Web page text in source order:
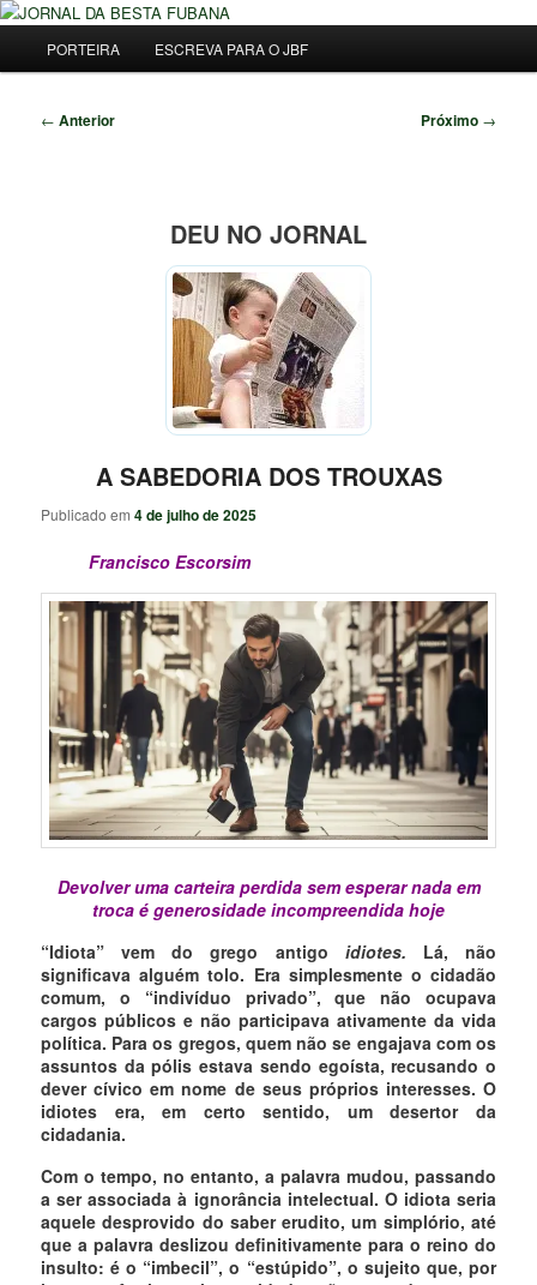
Pular
principal
JORNAL DA BESTA FUBANA
Uma Gazeta Escrota
principal
PORTEIRA ESCREVA PARA O JBF
Navegação
← Anterior Próximo →
DEU NO JORNAL
A SABEDORIA DOS TROUXAS
Publicado em4 de julho de 2025
Francisco Escorsim
Devolver uma carteira perdida sem esperar nada em
troca é generosidade incompreendida hoje
“Idiota” vem do grego antigo idiotes. Lá, não
significava alguém tolo. Era simplesmente o cidadão
comum, o “indivíduo privado”, que não ocupava
cargos públicos e não participava ativamente da vida
política. Para os gregos, quem não se engajava com os
assuntos da pólis estava sendo egoísta, recusando o
dever cívico em nome de seus próprios interesses. O
idiotes era, em certo sentido, um desertor da
cidadania.
Com o tempo, no entanto, a palavra mudou, passando
a ser associada à ignorância intelectual. O idiota seria
aquele desprovido do saber erudito, um simplório, até
que a palavra deslizou definitivamente para o reino do
insulto: é o “imbecil”, o “estúpido”, o sujeito que, por